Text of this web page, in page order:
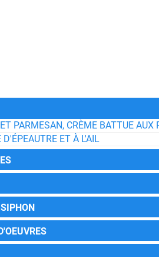
PARMESAN, CRÈME BATTUE
ET À L'AIL